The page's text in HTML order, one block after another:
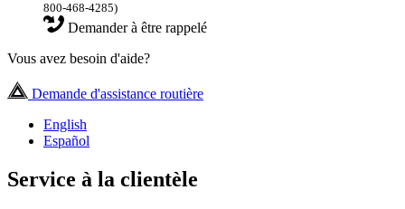
800-468-4285)
Demander à être rappelé
Vous avez besoin d'aide?
Demande d'assistance routière
English
Español
Service à la clientèle